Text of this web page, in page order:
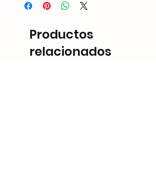
Productos
relacionados